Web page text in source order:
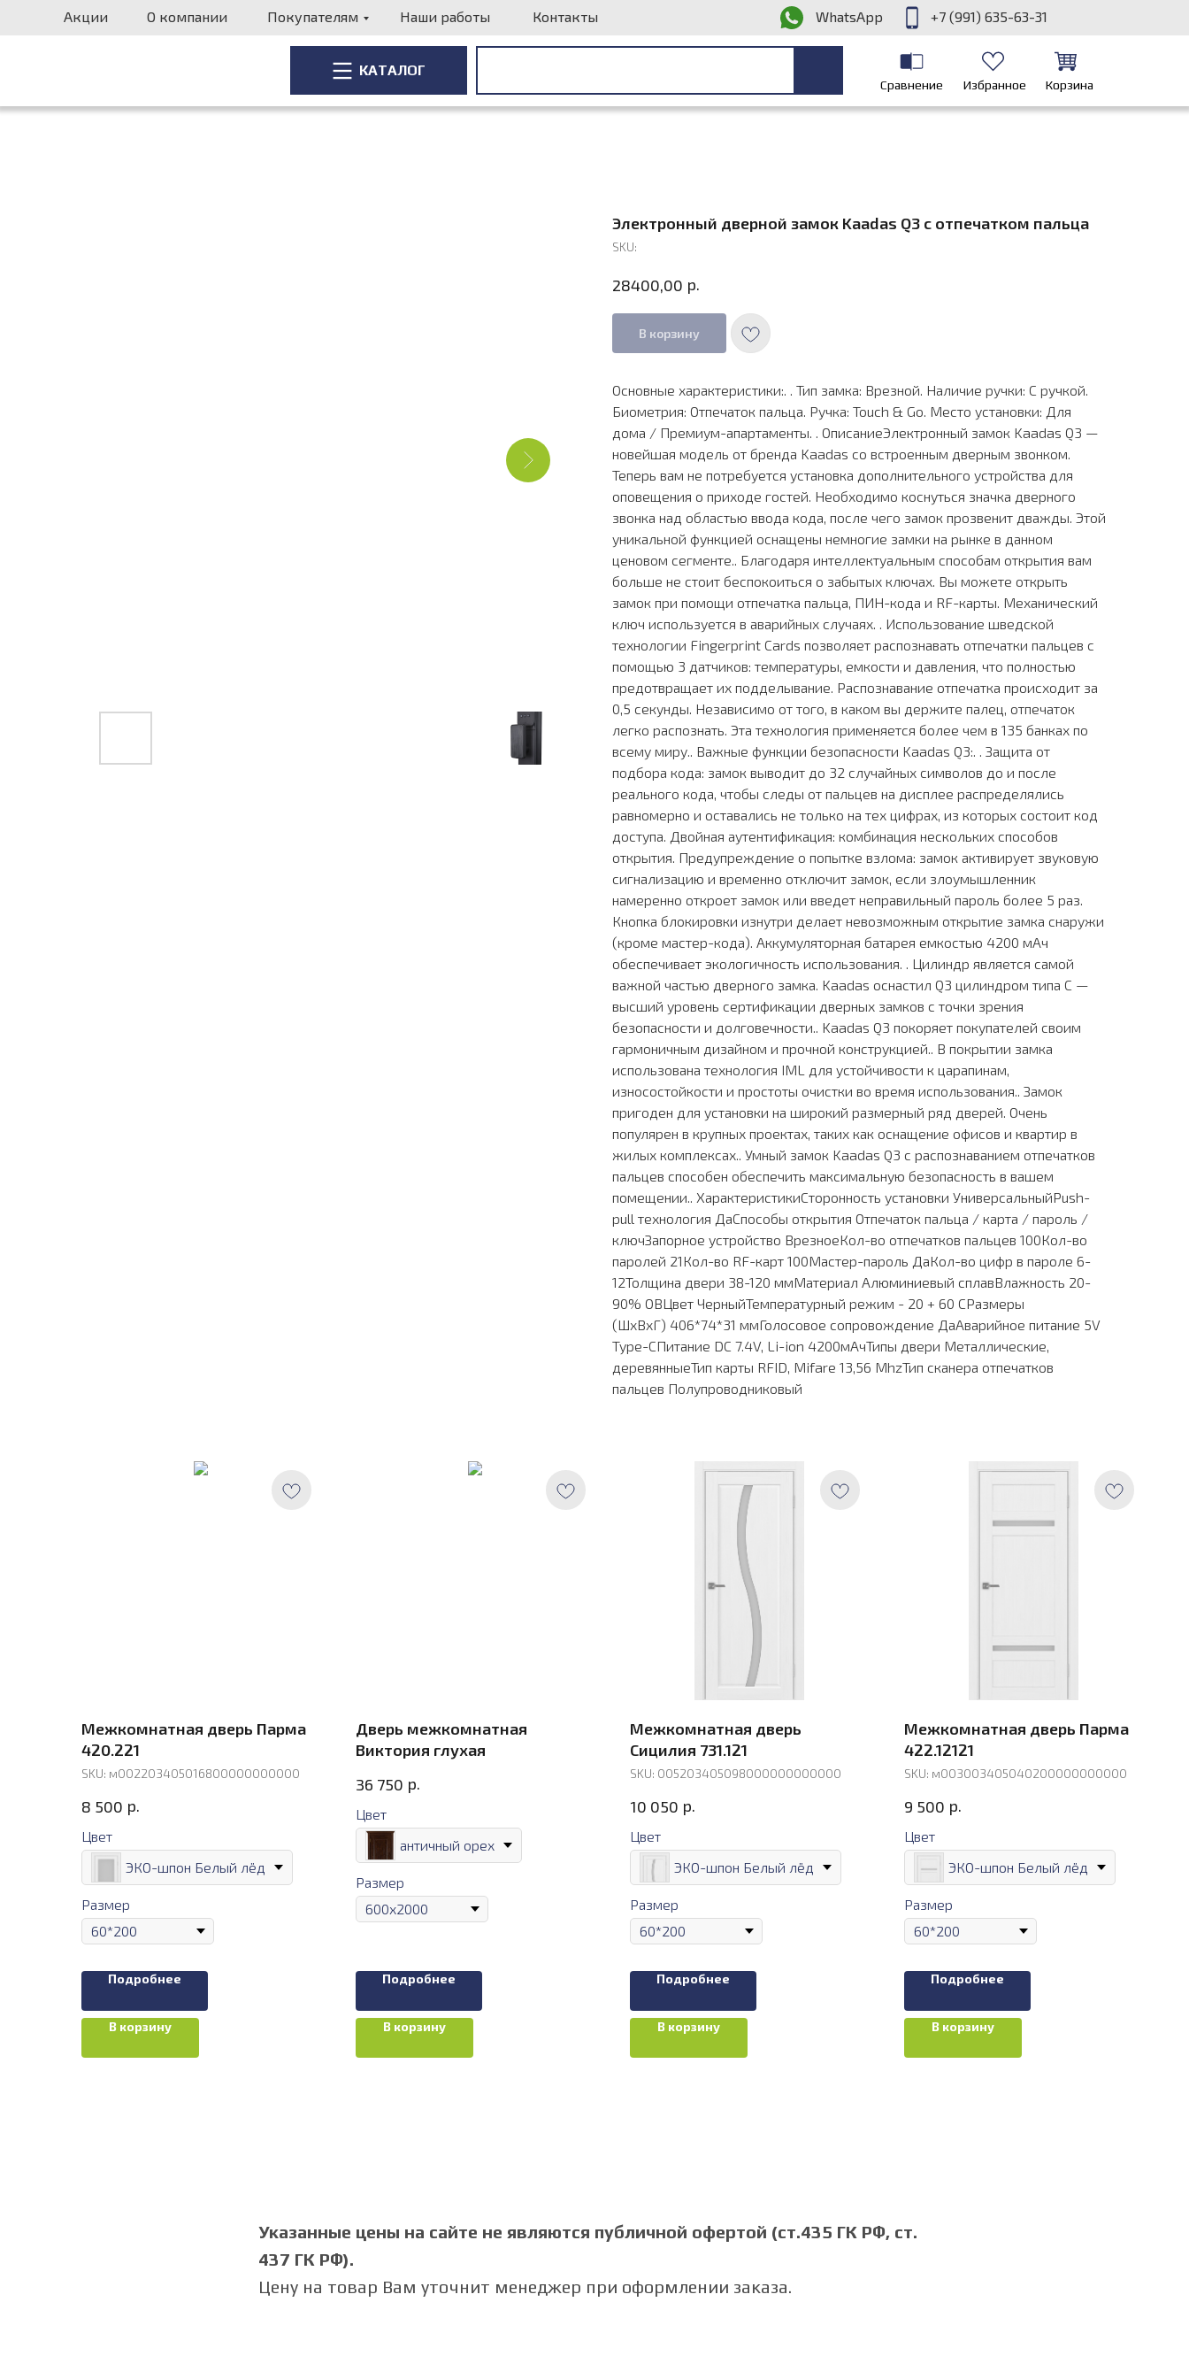
Акции О компании Покупателям Наши работы Контакты WhatsApp +7 (991) 635-63-31
КАТАЛОГ
Сравнение Избранное Корзина
Электронный дверной замок Kaadas Q3 с отпечатком пальца
SKU:
28400,00 р.
В корзину
Основные характеристики:. . Тип замка: Врезной. Наличие ручки: С ручкой.
Биометрия: Отпечаток пальца. Ручка: Touch & Go. Место установки: Для
дома / Премиум-апартаменты. . ОписаниеЭлектронный замок Kaadas Q3 —
новейшая модель от бренда Kaadas со встроенным дверным звонком.
Теперь вам не потребуется установка дополнительного устройства для
оповещения о приходе гостей. Необходимо коснуться значка дверного
звонка над областью ввода кода, после чего замок прозвенит дважды. Этой
уникальной функцией оснащены немногие замки на рынке в данном
ценовом сегменте.. Благодаря интеллектуальным способам открытия вам
больше не стоит беспокоиться о забытых ключах. Вы можете открыть
замок при помощи отпечатка пальца, ПИН-кода и RF-карты. Механический
ключ используется в аварийных случаях. . Использование шведской
технологии Fingerprint Cards позволяет распознавать отпечатки пальцев с
помощью 3 датчиков: температуры, емкости и давления, что полностью
предотвращает их подделывание. Распознавание отпечатка происходит за
0,5 секунды. Независимо от того, в каком вы держите палец, отпечаток
легко распознать. Эта технология применяется более чем в 135 банках по
всему миру.. Важные функции безопасности Kaadas Q3:. . Защита от
подбора кода: замок выводит до 32 случайных символов до и после
реального кода, чтобы следы от пальцев на дисплее распределялись
равномерно и оставались не только на тех цифрах, из которых состоит код
доступа. Двойная аутентификация: комбинация нескольких способов
открытия. Предупреждение о попытке взлома: замок активирует звуковую
сигнализацию и временно отключит замок, если злоумышленник
намеренно откроет замок или введет неправильный пароль более 5 раз.
Кнопка блокировки изнутри делает невозможным открытие замка снаружи
(кроме мастер-кода). Аккумуляторная батарея емкостью 4200 мАч
обеспечивает экологичность использования. . Цилиндр является самой
важной частью дверного замка. Kaadas оснастил Q3 цилиндром типа C —
высший уровень сертификации дверных замков с точки зрения
безопасности и долговечности.. Kaadas Q3 покоряет покупателей своим
гармоничным дизайном и прочной конструкцией.. В покрытии замка
использована технология IML для устойчивости к царапинам,
износостойкости и простоты очистки во время использования.. Замок
пригоден для установки на широкий размерный ряд дверей. Очень
популярен в крупных проектах, таких как оснащение офисов и квартир в
жилых комплексах.. Умный замок Kaadas Q3 с распознаванием отпечатков
пальцев способен обеспечить максимальную безопасность в вашем
помещении.. ХарактеристикиСторонность установки УниверсальныйPush-
pull технология ДаСпособы открытия Отпечаток пальца / карта / пароль /
ключЗапорное устройство ВрезноеКол-во отпечатков пальцев 100Кол-во
паролей 21Кол-во RF-карт 100Мастер-пароль ДаКол-во цифр в пароле 6-
12Толщина двери 38-120 ммМатериал Алюминиевый сплавВлажность 20-
90% ОВЦвет ЧерныйТемпературный режим - 20 + 60 СРазмеры
(ШxВxГ) 406*74*31 ммГолосовое сопровождение ДаАварийное питание 5V
Type-CПитание DC 7.4V, Li-ion 4200мАчТипы двери Металлические,
деревянныеТип карты RFID, Mifare 13,56 MhzТип сканера отпечатков
пальцев Полупроводниковый
Межкомнатная дверь Парма
420.221
SKU: м002203405016800000000000
8 500 р.
Цвет
ЭКО-шпон Белый лёд
Размер
Подробнее
В корзину
Дверь межкомнатная
Виктория глухая
36 750 р.
Цвет
античный орех
Размер
Подробнее
В корзину
Межкомнатная дверь
Сицилия 731.121
SKU: 005203405098000000000000
10 050 р.
Цвет
ЭКО-шпон Белый лёд
Размер
Подробнее
В корзину
Межкомнатная дверь Парма
422.12121
SKU: м003003405040200000000000
9 500 р.
Цвет
ЭКО-шпон Белый лёд
Размер
Подробнее
В корзину
Указанные цены на сайте не являются публичной офертой (ст.435 ГК РФ, cт.
437 ГК РФ).
Цену на товар Вам уточнит менеджер при оформлении заказа.